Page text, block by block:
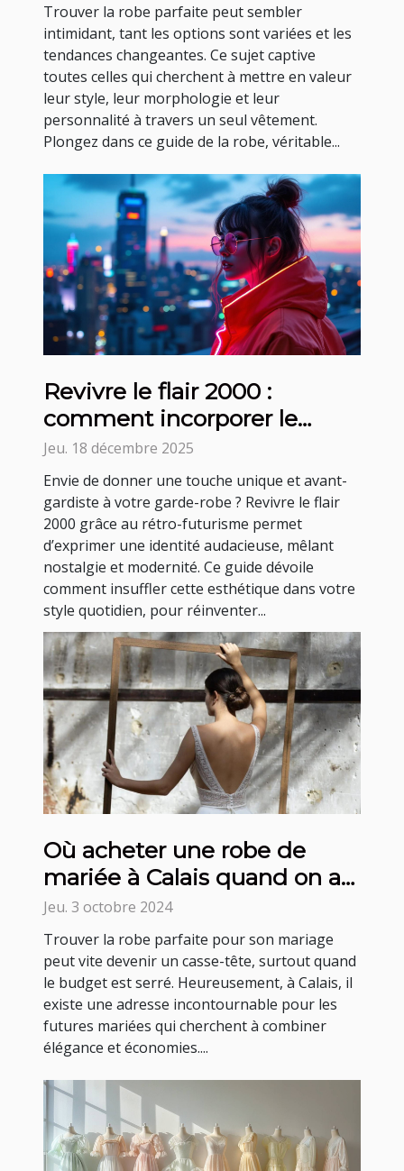
Trouver la robe parfaite peut sembler
intimidant, tant les options sont variées et les
tendances changeantes. Ce sujet captive
toutes celles qui cherchent à mettre en valeur
leur style, leur morphologie et leur
personnalité à travers un seul vêtement.
Plongez dans ce guide de la robe, véritable...
Revivre le flair 2000 :
comment incorporer le
rétro-futurisme dans votre
style quotidien ?
Jeu. 18 décembre 2025
Envie de donner une touche unique et avant-
gardiste à votre garde-robe ? Revivre le flair
2000 grâce au rétro-futurisme permet
d’exprimer une identité audacieuse, mêlant
nostalgie et modernité. Ce guide dévoile
comment insuffler cette esthétique dans votre
style quotidien, pour réinventer...
Où acheter une robe de
mariée à Calais quand on a
un petit budget ?
Jeu. 3 octobre 2024
Trouver la robe parfaite pour son mariage
peut vite devenir un casse-tête, surtout quand
le budget est serré. Heureusement, à Calais, il
existe une adresse incontournable pour les
futures mariées qui cherchent à combiner
élégance et économies....